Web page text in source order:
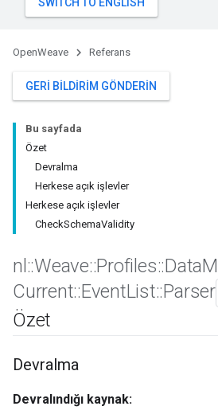
OpenWeave Referans
GERI BILDIRIM GÖNDERIN
Bu sayfada
Özet
Devralma
Herkese açık işlevler
Herkese açık işlevler
CheckSchemaValidity
nl ::Weave::Profiles::Data
Current::EventList::Parser
Özet
Devralma
Devralındığı kaynak: